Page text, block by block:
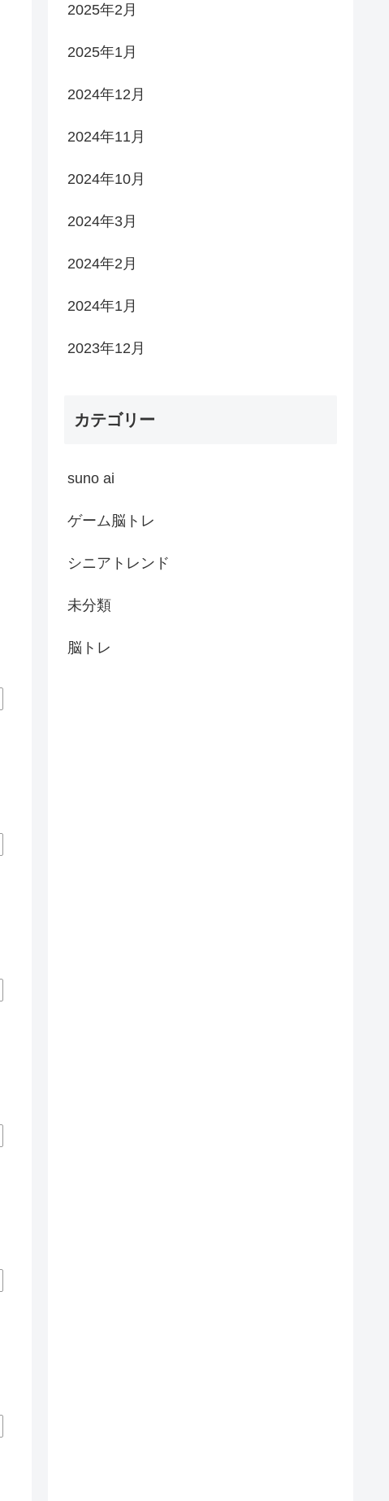
2025年2月
2025年1月
2024年12月
2024年11月
2024年10月
2024年3月
2024年2月
2024年1月
2023年12月
カテゴリー
suno ai
ゲーム脳トレ
シニアトレンド
未分類
脳トレ